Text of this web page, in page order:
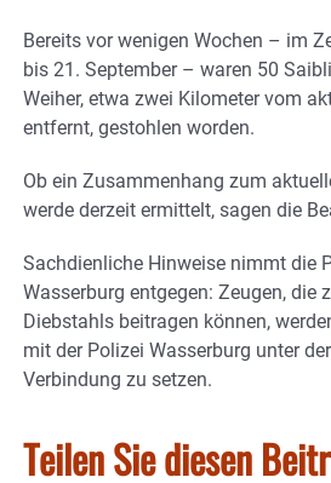
Bereits vor wenigen Wochen – im
bis 21. September – waren 50
Weiher, etwa zwei Kilometer vom
entfernt, gestohlen worden.
Ob ein Zusammenhang zum
werde derzeit ermittelt, sagen die
Sachdienliche Hinweise nimmt die
Wasserburg entgegen: Zeugen, die
Diebstahls beitragen können,
mit der Polizei Wasserburg unter
Verbindung zu setzen.
Teilen Sie diesen